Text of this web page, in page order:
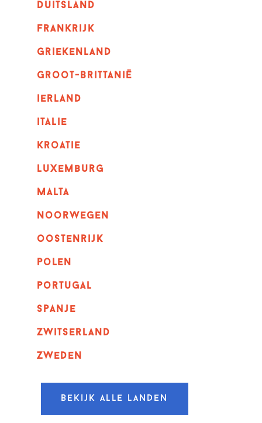
duitsland
frankrijk
griekenland
Groot-Brittanië
ierland
italie
kroatie
luxemburg
malta
noorwegen
oostenrijk
polen
portugal
spanje
zwitserland
zweden
Bekijk alle landen